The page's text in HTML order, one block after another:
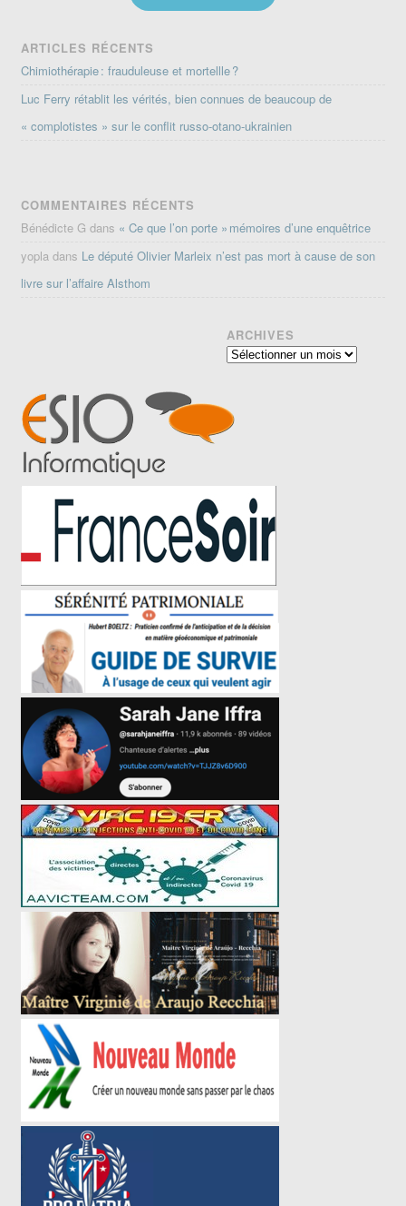
ARTICLES RÉCENTS
Chimiothérapie : frauduleuse et mortellle ?
Luc Ferry rétablit les vérités, bien connues de beaucoup de
« complotistes » sur le conflit russo-otano-ukrainien
COMMENTAIRES RÉCENTS
Bénédicte G dans « Ce que l’on porte » mémoires d’une enquêtrice
yopla dans Le député Olivier Marleix n’est pas mort à cause de son
livre sur l’affaire Alsthom
ARCHIVES
Archives